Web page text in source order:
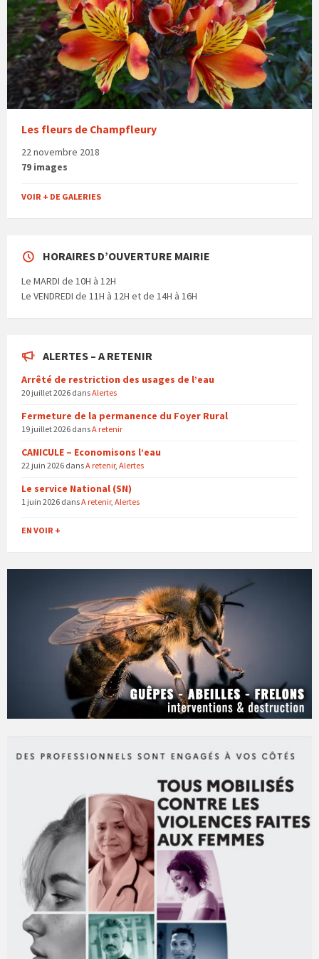
Les fleurs de Champfleury
22 novembre 2018
79 images
VOIR + DE GALERIES
HORAIRES D’OUVERTURE MAIRIE
Le MARDI de 10H à 12H
Le VENDREDI de 11H à 12H et de 14H à 16H
ALERTES – A RETENIR
Arrêté de restriction des usages de l’eau
20 juillet 2026 dansAlertes
Fermeture de la permanence du Foyer Rural
19 juillet 2026 dansA retenir
CANICULE – Economisons l’eau
22 juin 2026 dansA retenir, Alertes
Le service National (SN)
1 juin 2026 dansA retenir, Alertes
EN VOIR +